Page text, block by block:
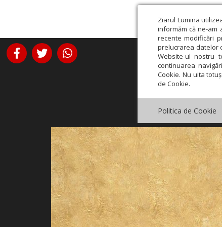
Ziarul Lumina
informăm că ne-am
recente modificări
prelucrarea datelor
Website-ul nostru
continuarea
Cookie. Nu uita
de Cookie.
Politica de Cookie